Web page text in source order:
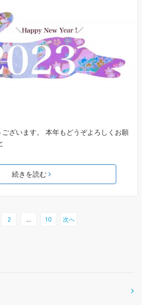
ざいます。 本年もどうぞよろしくお願
続きを読む
2 … 10 次へ